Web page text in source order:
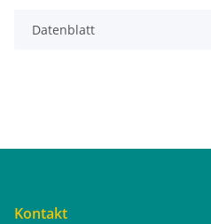
Datenblatt
Kontakt